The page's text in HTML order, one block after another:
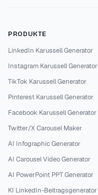
PRODUKTE
LinkedIn Karussell Generator
Instagram Karussell Generator
TikTok Karussell Generator
Pinterest Karussell Generator
Facebook Karussell Generator
Twitter/X Carousel Maker
AI Infographic Generator
AI Carousel Video Generator
AI PowerPoint PPT Generator
KI LinkedIn-Beitragsgenerator